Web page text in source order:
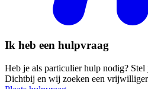
Ik heb een hulpvraag
Heb je als particulier hulp nodig?
Dichtbij en wij zoeken een